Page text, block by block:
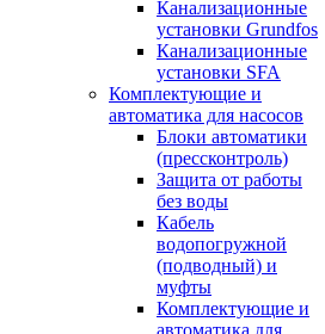
Канализационные
установки Grundfos
Канализационные
установки SFA
Комплектующие и
автоматика для насосов
Блоки автоматики
(прессконтроль)
Защита от работы
без воды
Кабель
водопогружной
(подводный) и
муфты
Комплектующие и